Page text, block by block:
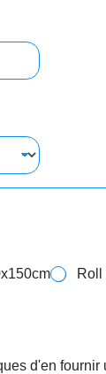
Roll
d'en fournir